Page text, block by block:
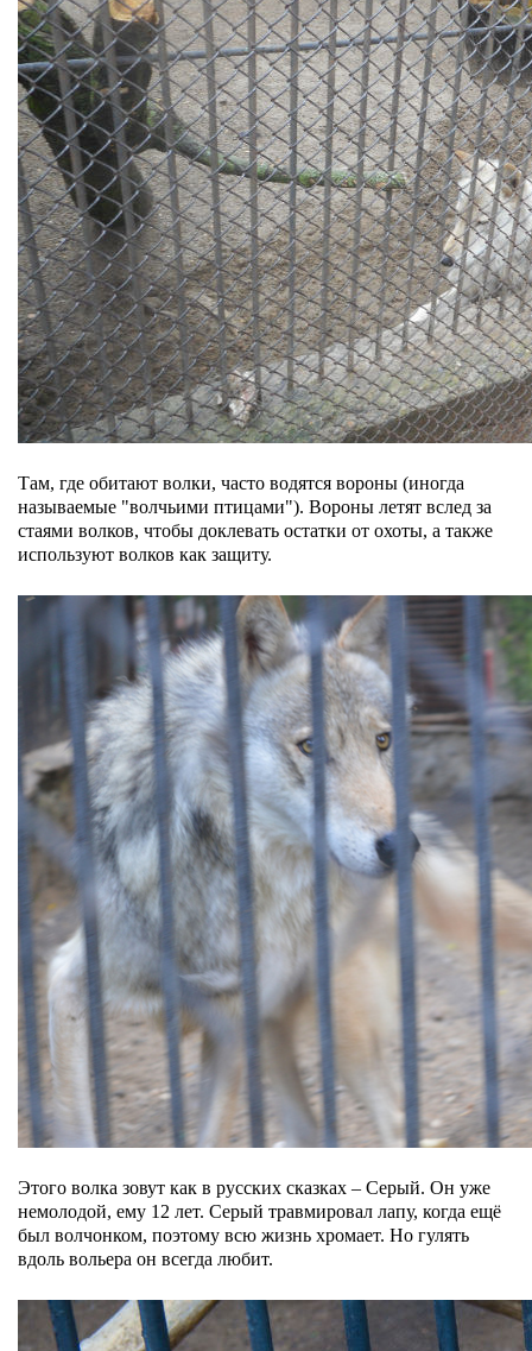
Там, где обитают волки, часто водятся вороны (иногда
называемые "волчьими птицами"). Вороны летят вслед за
стаями волков, чтобы доклевать остатки от охоты, а также
используют волков как защиту.
Этого волка зовут как в русских сказках – Серый. Он уже
немолодой, ему 12 лет. Серый травмировал лапу, когда ещё
был волчонком, поэтому всю жизнь хромает. Но гулять
вдоль вольера он всегда любит.